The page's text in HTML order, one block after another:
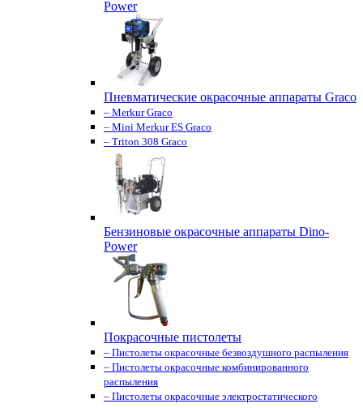
Power
Пневматические окрасочные аппараты Graco
– Merkur Graco
– Mini Merkur ES Graco
– Triton 308 Graco
Бензиновые окрасочные аппараты Dino-
Power
Покрасочные пистолеты
– Пистолеты окрасочные безвоздушного распыления
– Пистолеты окрасочные комбинированного
распыления
– Пистолеты окрасочные электростатического